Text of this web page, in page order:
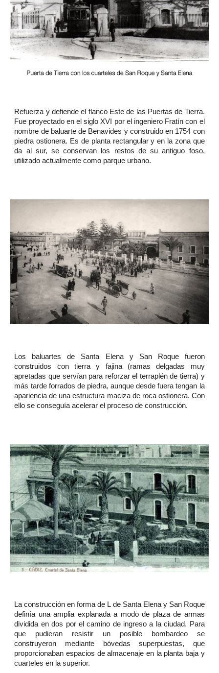
Refuerza y defiende el flanco Este de las Puertas de Tierra.
Fue proyectado en el siglo XVI por el ingeniero Fratín con el
nombre de baluarte de Benavides y construido en 1754 con
piedra ostionera. Es de planta rectangular y en la zona que
da al sur, se conservan los restos de su antiguo foso,
utilizado actualmente como parque urbano.
Los baluartes de Santa Elena y San Roque fueron
construidos con tierra y fajina (ramas delgadas muy
apretadas que servían para reforzar el terraplén de tierra) y
más tarde forrados de piedra, aunque desde fuera tengan la
apariencia de una estructura maciza de roca ostionera. Con
ello se conseguía acelerar el proceso de construcción.
La construcción en forma de L de Santa Elena y San Roque
definía una amplia explanada a modo de plaza de armas
dividida en dos por el camino de ingreso a la ciudad. Para
que pudieran resistir un posible bombardeo se
construyeron mediante bóvedas superpuestas, que
proporcionaban espacios de almacenaje en la planta baja y
cuarteles en la superior.